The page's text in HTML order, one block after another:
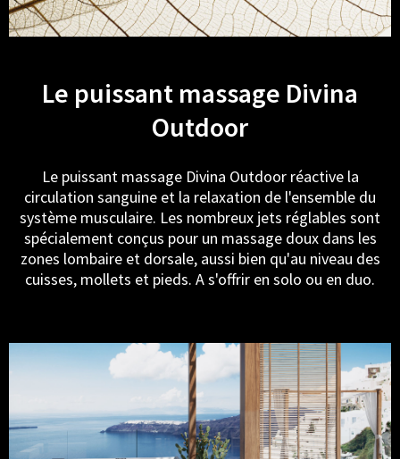
Le puissant massage Divina
Outdoor
Le puissant massage Divina Outdoor réactive la
circulation sanguine et la relaxation de l'ensemble du
système musculaire. Les nombreux jets réglables sont
spécialement conçus pour un massage doux dans les
zones lombaire et dorsale, aussi bien qu'au niveau des
cuisses, mollets et pieds. A s'offrir en solo ou en duo.